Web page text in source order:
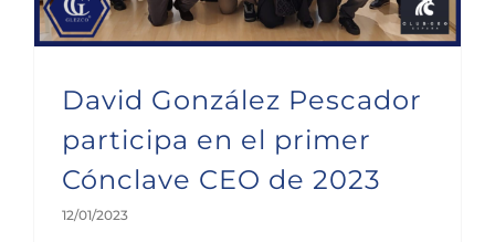
David González Pescador
participa en el primer
Cónclave CEO de 2023
12/01/2023